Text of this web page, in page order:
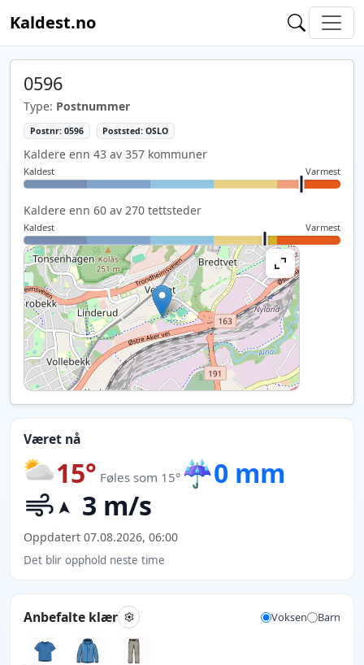
Kaldest.no
0596
Type: Postnummer
Postnr: 0596 Poststed: OSLO
Kaldere enn 43 av 357 kommuner
Kaldest Varmest
Kaldere enn 60 av 270 tettsteder
Kaldest Varmest
Været nå
15° Føles som 15° ☔0 mm
3 m/s
Oppdatert 07.08.2026, 06:00
Det blir opphold neste time
Anbefalte klær Voksen Barn